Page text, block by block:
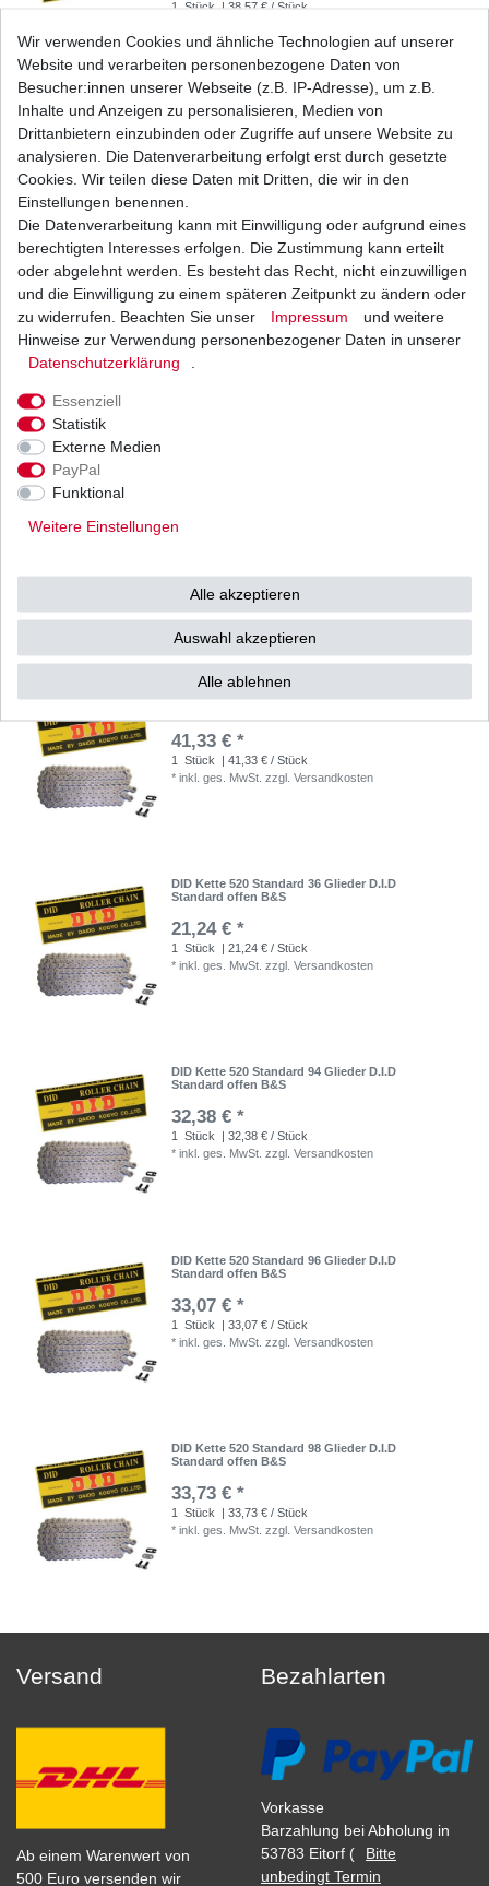
1 Stück
| 38,57 € / Stück
DID Kette 520 Standard 114 Glieder D.I.D
Standard offen B&S
39,24 € *
DID Kette 520 Standard 116 Glieder D.I.D
Standard offen B&S
39,94 € *
inkl. ges. MwSt.zzgl.
41,33 € *
1 Stück
| 41,33 € / Stück
*inkl. ges. MwSt. zzgl.Versandkosten
DID Kette 520 Standard 36 Glieder D.I.D
Standard offen B&S
21,24 € *
1 Stück
| 21,24 € / Stück
*inkl. ges. MwSt. zzgl.Versandkosten
DID Kette 520 Standard 94 Glieder D.I.D
Standard offen B&S
32,38 € *
1 Stück
| 32,38 € / Stück
*inkl. ges. MwSt. zzgl.Versandkosten
DID Kette 520 Standard 96 Glieder D.I.D
Standard offen B&S
33,07 € *
1 Stück
| 33,07 € / Stück
*inkl. ges. MwSt. zzgl.Versandkosten
DID Kette 520 Standard 98 Glieder D.I.D
Standard offen B&S
33,73 € *
1 Stück
| 33,73 € / Stück
*inkl. ges. MwSt. zzgl.Versandkosten
Versand
Ab einem Warenwert von
500 Euro versenden wir
Bezahlarten
Vorkasse
Barzahlung bei Abholung in
53783 Eitorf (
Bitte
unbedingt Termin
Wir verwenden Cookies und ähnliche Technologien auf unserer
Website und verarbeiten personenbezogene Daten von
Besucher:innen unserer Webseite (z.B. IP-Adresse), um z.B.
Inhalte und Anzeigen zu personalisieren, Medien von
Drittanbietern einzubinden oder Zugriffe auf unsere Website zu
analysieren. Die Datenverarbeitung erfolgt erst durch gesetzte
Cookies. Wir teilen diese Daten mit Dritten, die wir in den
Einstellungen benennen.
Die Datenverarbeitung kann mit Einwilligung oder aufgrund eines
berechtigten Interesses erfolgen. Die Zustimmung kann erteilt
oder abgelehnt werden. Es besteht das Recht, nicht einzuwilligen
und die Einwilligung zu einem späteren Zeitpunkt zu ändern oder
zu widerrufen. Beachten Sie unser
Impressum
und weitere
Hinweise zur Verwendung personenbezogener Daten in unserer
Daten­schutz­erklärung
Essenziell
Statistik
Externe Medien
PayPal
Funktional
Weitere Einstellungen
Alle akzeptieren
Auswahl akzeptieren
Alle ablehnen